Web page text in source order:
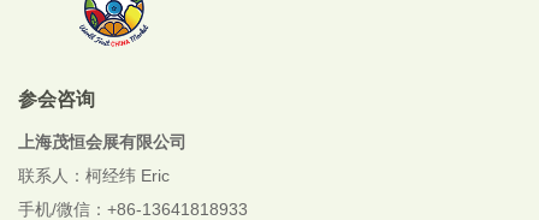
参会咨询
上海茂恒会展有限公司
联系人：柯经纬 Eric
手机/微信：+86-13641818933